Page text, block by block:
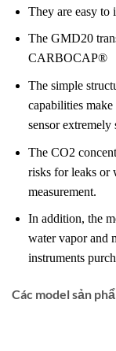
They are easy to
The GMD20
CARBOCAP®
The simple
capabilities
sensor extremely
The CO2
risks for leaks or
measurement.
In addition, the
water vapor and
instruments
Các model sản